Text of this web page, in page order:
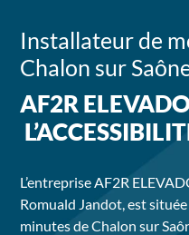
Installateur de
Chalon sur
AF2R
L’entreprise AF2R
Romuald Jandot, est
minutes de Chalon sur